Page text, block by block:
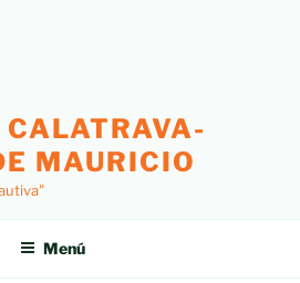
MAURICIO
Menú